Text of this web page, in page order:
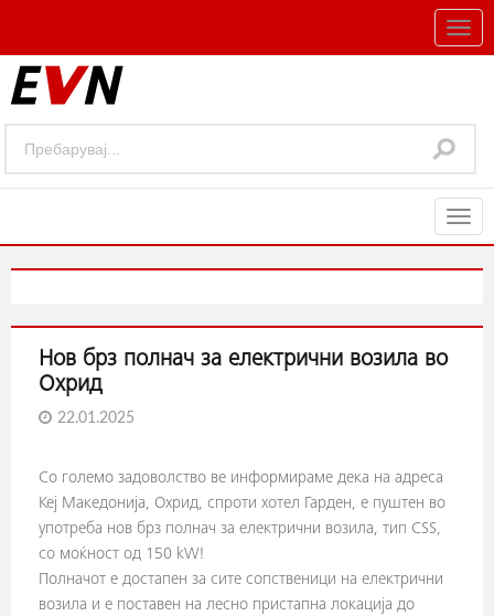
Нов брз полнач за електрични возила во
Охрид
22.01.2025
Со големо задоволство ве информираме дека на адреса
Кеј Македонија, Охрид, спроти хотел Гарден, е пуштен во
употреба нов брз полнач за електрични возила, тип CSS,
со моќност од 150 kW!
Полначот е достапен за сите сопственици на електрични
возила и е поставен на лесно пристапна локација до